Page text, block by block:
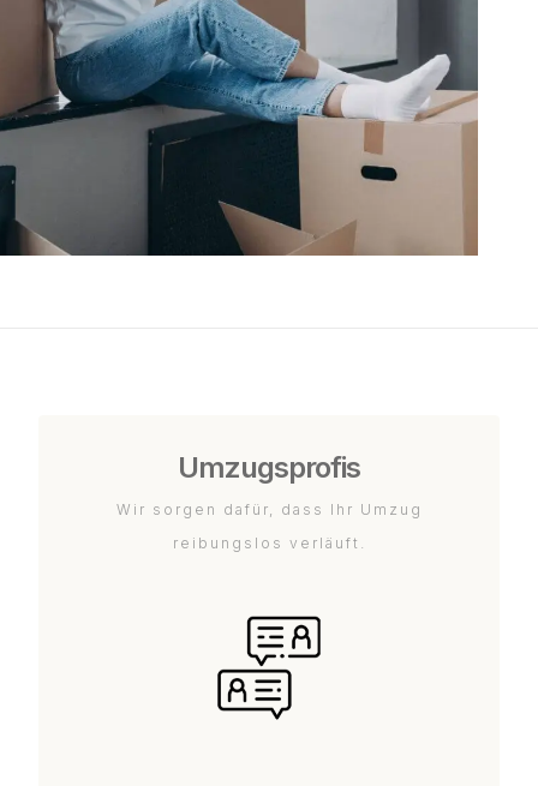
Umzugsprofis
Wir sorgen dafür, dass Ihr Umzug
reibungslos verläuft.